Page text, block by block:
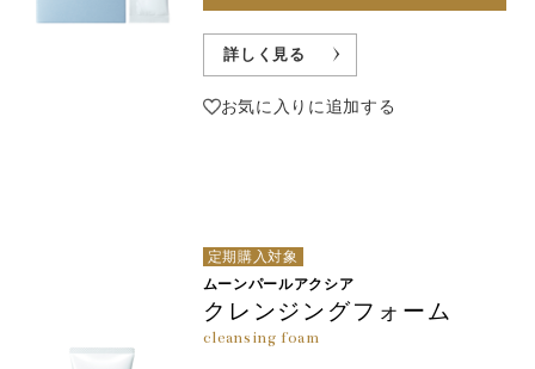
詳しく見る
お気に入りに追加する
定期購入対象
ムーンパールアクシア
クレンジングフォーム
cleansing foam